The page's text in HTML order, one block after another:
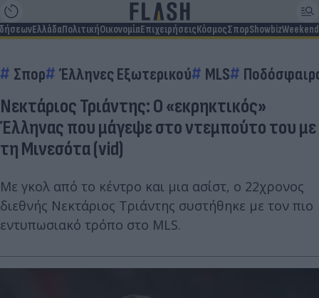
ΕλλάδαΠολιτικήΟικονομίαΕπιχειρήσειςΚόσμοςΣπορShowbizWeekend
Σπορ Έλληνες Εξωτερικού MLS
Νεκτάριος Τριάντης: Ο «εκρηκτικός»
Έλληνας που μάγεψε στο ντεμπούτο του με
τη Μινεσότα (vid)
Με γκολ από το κέντρο και μια ασίστ, ο 22χρονος
διεθνής Νεκτάριος Τριάντης συστήθηκε με τον πιο
εντυπωσιακό τρόπο στο MLS.